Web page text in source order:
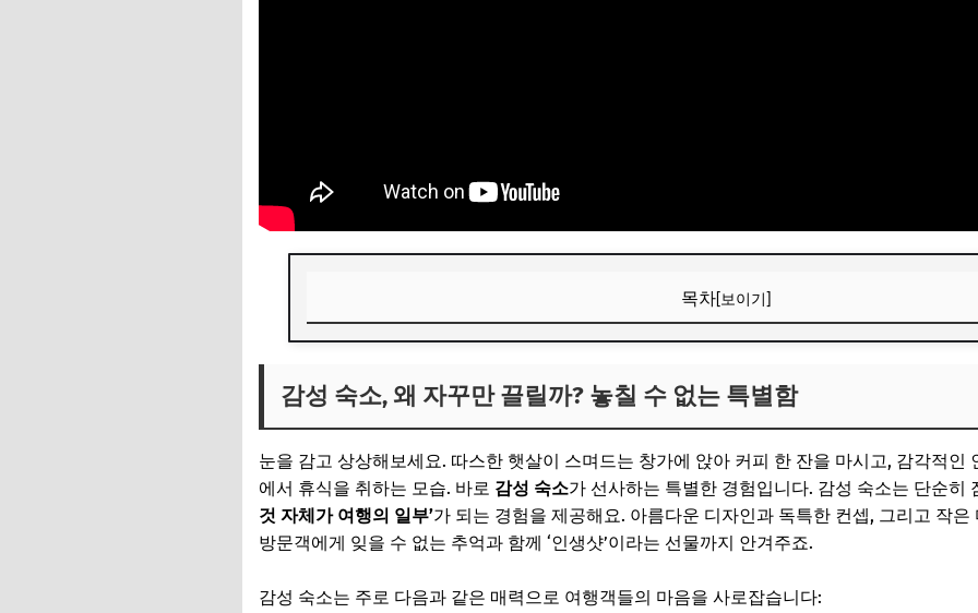
목차[보이기]
📌 지금 뜨는 꿀정보! 놓치지 마세요
가성비 숙소, 현명한 여행자의 실속 있는 선택!
📌 지금 뜨는 꿀정보! 놓치지 마세요
나에게 맞는 숙소는? 후회 없는 선택을 위한 핵심 고려 사항 3가지
감성 숙소, 왜 자꾸만 끌릴까? 놓칠 수 없는 특별함
눈을 감고 상상해보세요. 따스한 햇살이 스며드는 창가에 앉아 커피 한 잔을 마시고, 감각적인
에서 휴식을 취하는 모습. 바로 감성 숙소가 선사하는 특별한 경험입니다. 감성 숙소는 단순히
것 자체가 여행의 일부’가 되는 경험을 제공해요. 아름다운 디자인과 독특한 컨셉, 그리고 작
방문객에게 잊을 수 없는 추억과 함께 ‘인생샷’이라는 선물까지 안겨주죠.
감성 숙소는 주로 다음과 같은 매력으로 여행객들의 마음을 사로잡습니다: